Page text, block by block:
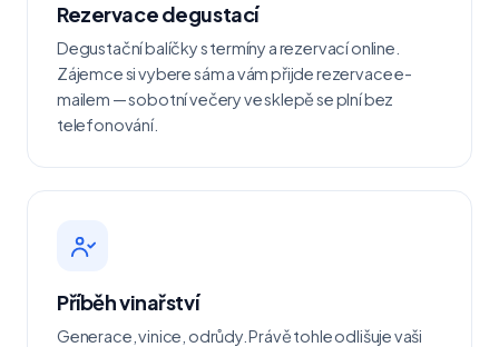
Rezervace degustací
Degustační balíčky s termíny a rezervací online.
Zájemce si vybere sám a vám přijde rezervace e-
mailem — sobotní večery ve sklepě se plní bez
telefonování.
Příběh vinařství
Generace, vinice, odrůdy. Právě tohle odlišuje vaši